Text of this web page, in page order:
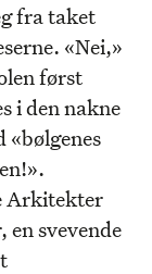
fra taket
«Nei,»
først
i den nakne
«bølgenes
Arkitekter
en svevende